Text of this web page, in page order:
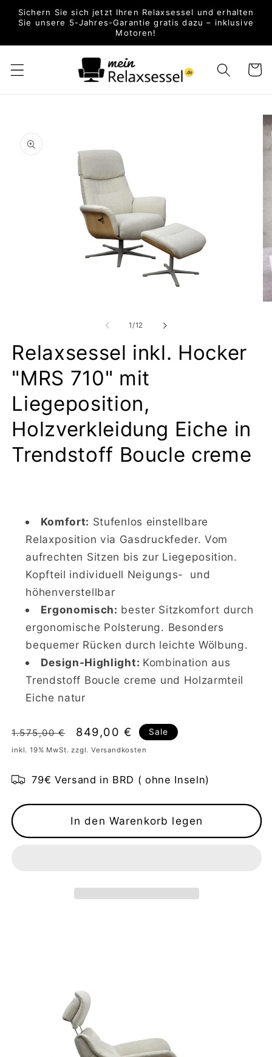
Direkt zum
Inhalt
Sichern Sie sich jetzt Ihren Relaxsessel und erhalten
Sie unsere 5-Jahres-Garantie gratis dazu – inklusive
Motoren!
1/von
12
Relaxsessel inkl. Hocker
"MRS 710" mit
Liegeposition,
Holzverkleidung Eiche in
Trendstoff Boucle creme
Komfort: Stufenlos einstellbare
Relaxposition via Gasdruckfeder. Vom
aufrechten Sitzen bis zur Liegeposition.
Kopfteil individuell Neigungs- und
höhenverstellbar
Ergonomisch: bester Sitzkomfort durch
ergonomische Polsterung. Besonders
bequemer Rücken durch leichte Wölbung.
Design-Highlight: Kombination aus
Trendstoff Boucle creme und Holzarmteil
Eiche natur
Normaler
Preis
1.575,00 € Verkaufspreis
849,00 € Sale
inkl. 19% MwSt. zzgl. Versandkosten
79€ Versand in BRD ( ohne Inseln)
In den Warenkorb legen